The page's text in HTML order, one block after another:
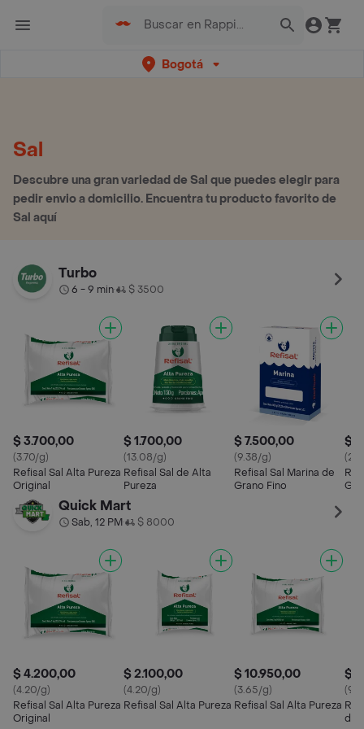
Bogotá
Sal
Descubre una gran variedad de Sal que puedes elegir para
pedir envio a domicilio. Encuentra tu producto favorito de
Sal aquí
Turbo
6 - 9 min• $ 3500
$ 3.700,00
(3.70/g)
Refisal Sal Alta Pureza
Original
$ 1.700,00
(13.08/g)
Refisal Sal de Alta
Pureza
$ 7.500,00
(9.38/g)
Refisal Sal Marina de
Grano Fino
$
Quick Mart
Sab, 12 PM• $ 8000
$ 4.200,00
(4.20/g)
Refisal Sal Alta Pureza
Original
$ 2.100,00
(4.20/g)
Refisal Sal Alta Pureza
$ 10.950,00
(3.65/g)
Refisal Sal Alta Pureza
$
de